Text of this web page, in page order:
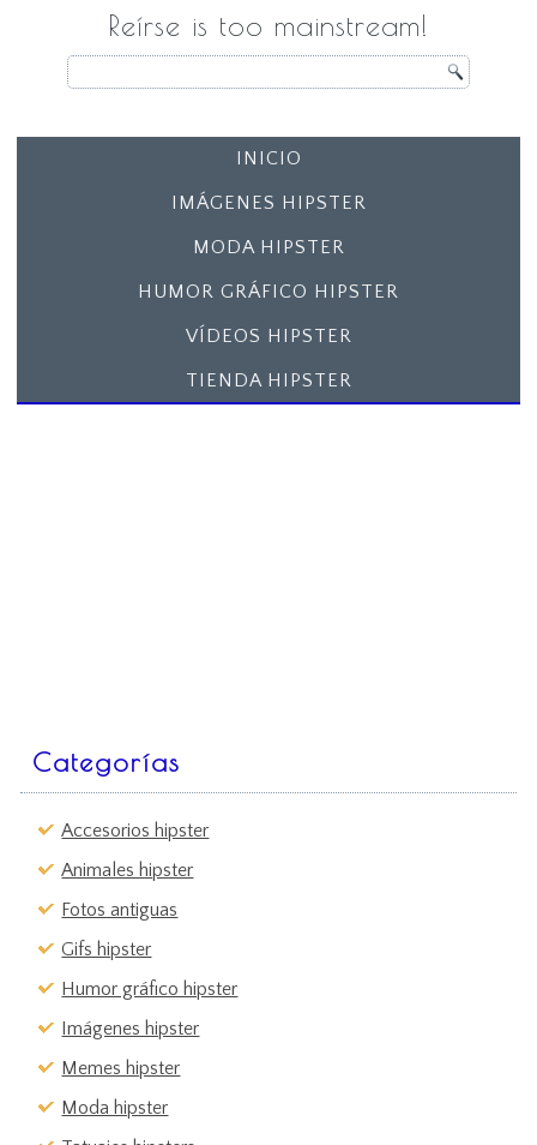
Reírse is too mainstream!
INICIO
IMÁGENES HIPSTER
MODA HIPSTER
HUMOR GRÁFICO HIPSTER
VÍDEOS HIPSTER
TIENDA HIPSTER
Categorías
Accesorios hipster
Animales hipster
Fotos antiguas
Gifs hipster
Humor gráfico hipster
Imágenes hipster
Memes hipster
Moda hipster